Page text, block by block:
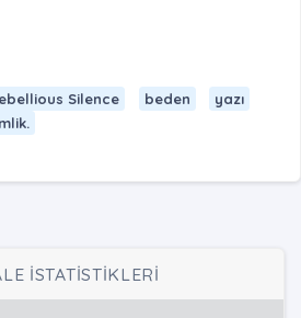
Silence beden
yazı
İSTATİSTİKLERİ